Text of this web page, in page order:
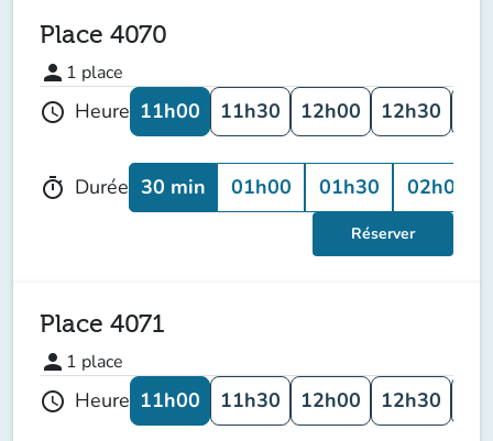
Place 4070
person 1 place
schedule Heure 11h00 11h30 12h00 12h30
timer Durée 30 min 01h00 01h30 02h00
Réserver
Place 4071
person 1 place
schedule Heure 11h00 11h30 12h00 12h30